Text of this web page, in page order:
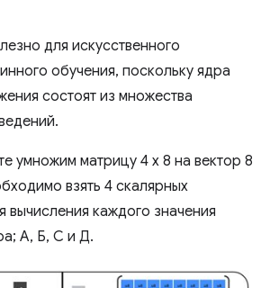
для искусственного
обучения, поскольку ядра
состоят из множества
умножим матрицу 4 x 8 на вектор 8
взять 4 скалярных
вычисления каждого значения
А, Б, С и Д.